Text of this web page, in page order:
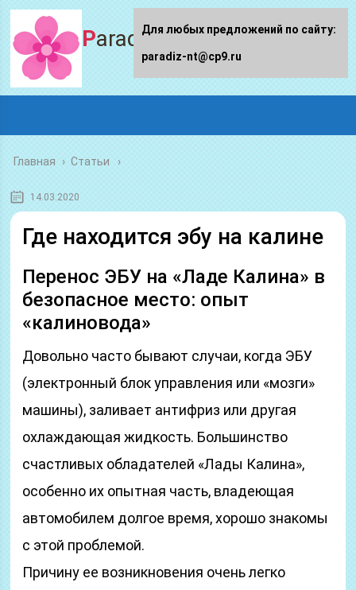
Paradiz-nt.ru
Главная › Статьи
14.03.2020
Где находится эбу на калине
Перенос ЭБУ на «Ладе Калина» в
безопасное место: опыт
«калиновода»
Довольно часто бывают случаи, когда ЭБУ
(электронный блок управления или «мозги»
машины), заливает антифриз или другая
охлаждающая жидкость. Большинство
счастливых обладателей «Лады Калина»,
особенно их опытная часть, владеющая
автомобилем долгое время, хорошо знакомы
с этой проблемой.
Причину ее возникновения очень легко
Для любых предложений по сайту:
paradiz-nt@cp9.ru